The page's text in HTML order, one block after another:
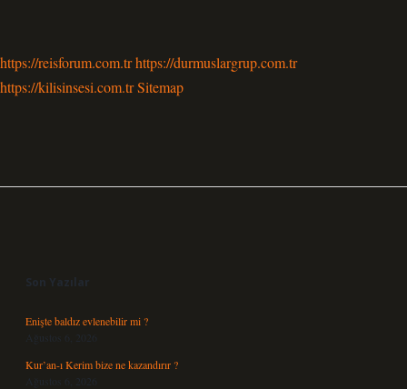
https://reisforum.com.trhttps://durmuslargrup.com.tr
https://kilisinsesi.com.trSitemap
Son Yazılar
Enişte baldız evlenebilir mi ?
Ağustos 6, 2026
Kur’an-ı Kerim bize ne kazandırır ?
Ağustos 6, 2026